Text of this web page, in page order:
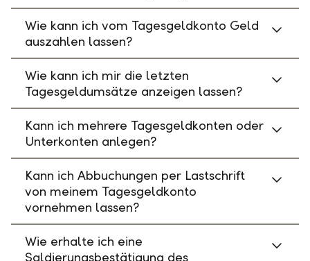
Wie kann ich vom Tagesgeldkonto Geld
auszahlen lassen?
Wie kann ich mir die letzten
Tagesgeldumsätze anzeigen lassen?
Kann ich mehrere Tagesgeldkonten oder
Unterkonten anlegen?
Kann ich Abbuchungen per Lastschrift
von meinem Tagesgeldkonto
vornehmen lassen?
Wie erhalte ich eine
Saldierungsbestätigung des